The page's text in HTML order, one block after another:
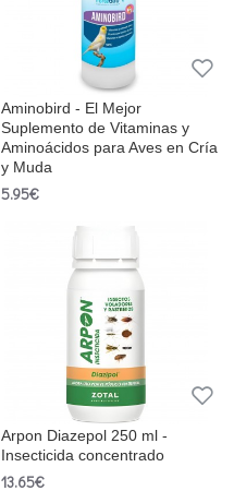
Aminobird - El Mejor
Suplemento de Vitaminas y
Aminoácidos para Aves en Cría
y Muda
5.95€
Arpon Diazepol 250 ml -
Insecticida concentrado
13.65€